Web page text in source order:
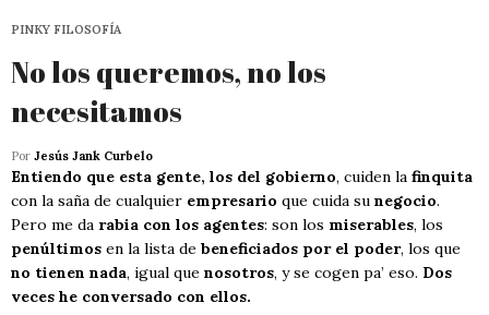
PINKY FILOSOFÍA
No los queremos, no los
necesitamos
Por Jesús Jank Curbelo
Entiendo que esta gente, los del gobierno, cuiden la finquita
con la saña de cualquier empresario que cuida su negocio.
Pero me da rabia con los agentes: son los miserables, los
penúltimos en la lista de beneficiados por el poder, los que
no tienen nada, igual que nosotros, y se cogen pa’ eso. Dos
veces he conversado con ellos.